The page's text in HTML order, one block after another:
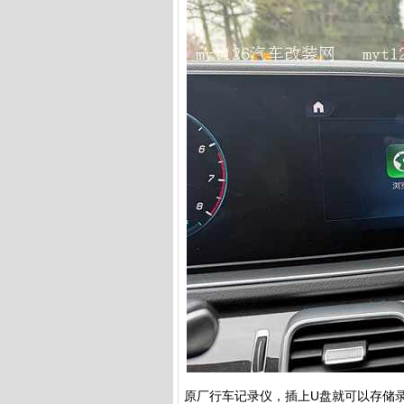
原厂行车记录仪，插上U盘就可以存储